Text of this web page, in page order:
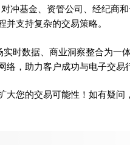
冲基金、资管公司、经纪商
并支持复杂的交易策略。
时数据、商业洞察整合为一
，助力客户成功与电子交易
大您的交易可能性！如有疑问